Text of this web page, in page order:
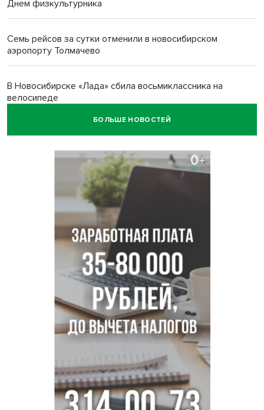
Днем физкультурника
Семь рейсов за сутки отменили в новосибирском
аэропорту Толмачево
В Новосибирске «Лада» сбила восьмиклассника на
велосипеде
БОЛЬШЕ НОВОСТЕЙ